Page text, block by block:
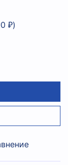
₽)